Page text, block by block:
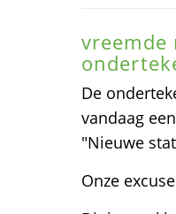
De
vandaag
"Nieuwe
Onze